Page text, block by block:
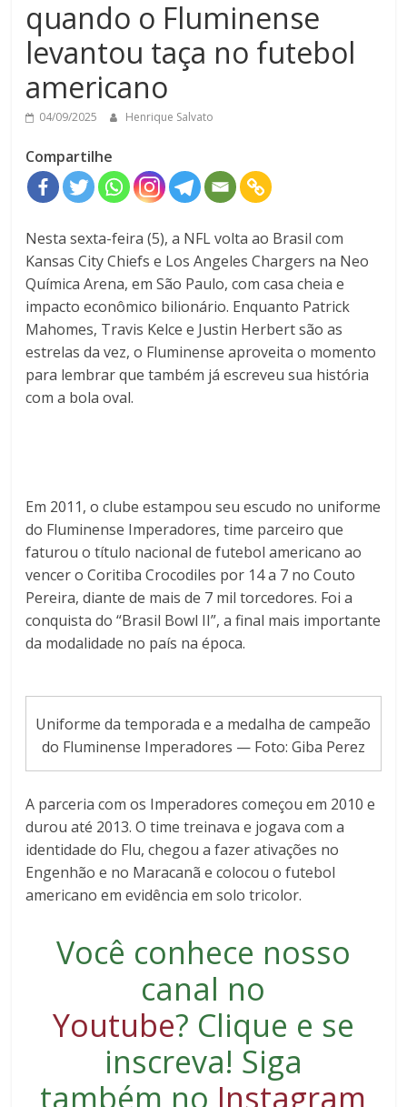
quando o Fluminense
levantou taça no futebol
americano
04/09/2025 Henrique Salvato
Compartilhe
Nesta sexta-feira (5), a NFL volta ao Brasil com
Kansas City Chiefs e Los Angeles Chargers na Neo
Química Arena, em São Paulo, com casa cheia e
impacto econômico bilionário. Enquanto Patrick
Mahomes, Travis Kelce e Justin Herbert são as
estrelas da vez, o Fluminense aproveita o momento
para lembrar que também já escreveu sua história
com a bola oval.
Em 2011, o clube estampou seu escudo no uniforme
do Fluminense Imperadores, time parceiro que
faturou o título nacional de futebol americano ao
vencer o Coritiba Crocodiles por 14 a 7 no Couto
Pereira, diante de mais de 7 mil torcedores. Foi a
conquista do “Brasil Bowl II”, a final mais importante
da modalidade no país na época.
Uniforme da temporada e a medalha de campeão
do Fluminense Imperadores — Foto: Giba Perez
A parceria com os Imperadores começou em 2010 e
durou até 2013. O time treinava e jogava com a
identidade do Flu, chegou a fazer ativações no
Engenhão e no Maracanã e colocou o futebol
americano em evidência em solo tricolor.
Você conhece nosso
canal no
Youtube? Clique e se
inscreva! Siga
também no Instagram